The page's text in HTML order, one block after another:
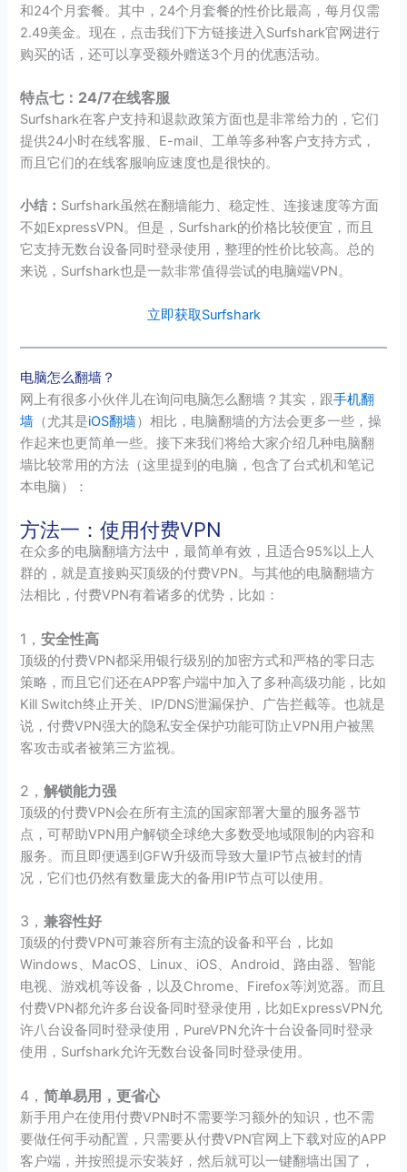
和24个月套餐。其中，24个月套餐的性价比最高，每月仅需
2.49美金。现在，点击我们下方链接进入Surfshark官网进行
购买的话，还可以享受额外赠送3个月的优惠活动。
特点七：24/7在线客服
Surfshark在客户支持和退款政策方面也是非常给力的，它们
提供24小时在线客服、E-mail、工单等多种客户支持方式，
而且它们的在线客服响应速度也是很快的。
小结： Surfshark虽然在翻墙能力、稳定性、连接速度等方面
不如ExpressVPN。但是，Surfshark的价格比较便宜，而且
它支持无数台设备同时登录使用，整理的性价比较高。总的
来说，Surfshark也是一款非常值得尝试的电脑端VPN。
立即获取Surfshark
电脑怎么翻墙？
网上有很多小伙伴儿在询问电脑怎么翻墙？其实，跟手机翻
墙 （尤其是iOS翻墙）相比，电脑翻墙的方法会更多一些，操
作起来也更简单一些。接下来我们将给大家介绍几种电脑翻
墙比较常用的方法（这里提到的电脑，包含了台式机和笔记
本电脑）：
方法一：使用付费VPN
在众多的电脑翻墙方法中，最简单有效，且适合95%以上人
群的，就是直接购买顶级的付费VPN。与其他的电脑翻墙方
法相比，付费VPN有着诸多的优势，比如：
1，安全性高
顶级的付费VPN都采用银行级别的加密方式和严格的零日志
策略，而且它们还在APP客户端中加入了多种高级功能，比如
Kill Switch终止开关、IP/DNS泄漏保护、广告拦截等。也就是
说，付费VPN强大的隐私安全保护功能可防止VPN用户被黑
客攻击或者被第三方监视。
2，解锁能力强
顶级的付费VPN会在所有主流的国家部署大量的服务器节
点，可帮助VPN用户解锁全球绝大多数受地域限制的内容和
服务。而且即便遇到GFW升级而导致大量IP节点被封的情
况，它们也仍然有数量庞大的备用IP节点可以使用。
3，兼容性好
顶级的付费VPN可兼容所有主流的设备和平台，比如
Windows、MacOS、Linux、iOS、Android、路由器、智能
电视、游戏机等设备，以及Chrome、Firefox等浏览器。而且
付费VPN都允许多台设备同时登录使用，比如ExpressVPN允
许八台设备同时登录使用，PureVPN允许十台设备同时登录
使用，Surfshark允许无数台设备同时登录使用。
4，简单易用，更省心
新手用户在使用付费VPN时不需要学习额外的知识，也不需
要做任何手动配置，只需要从付费VPN官网上下载对应的APP
客户端，并按照提示安装好，然后就可以一键翻墙出国了，